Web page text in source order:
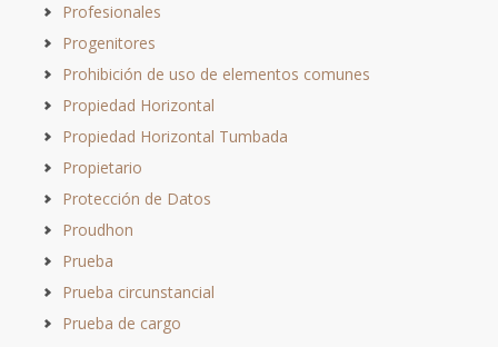
Profesionales
Progenitores
Prohibición de uso de elementos comunes
Propiedad Horizontal
Propiedad Horizontal Tumbada
Propietario
Protección de Datos
Proudhon
Prueba
Prueba circunstancial
Prueba de cargo